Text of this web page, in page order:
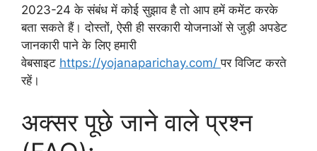
2023-24 के संबंध में कोई सुझाव है तो आप हमें कमेंट करके
बता सकते हैं। दोस्तों, ऐसी ही सरकारी योजनाओं से जुड़ी अपडेट
जानकारी पाने के लिए हमारी
वेबसाइट https://yojanaparichay.com/पर विजिट करते
रहें।
अक्सर पूछे जाने वाले प्रश्न